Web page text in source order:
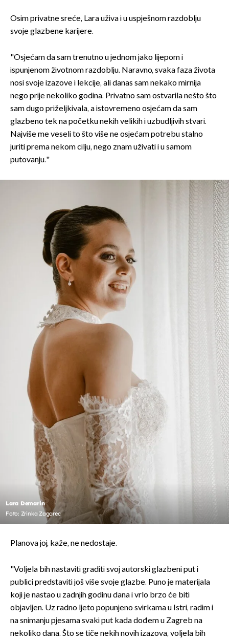
Osim privatne sreće, Lara uživa i u uspješnom razdoblju
svoje glazbene karijere.
"Osjećam da sam trenutno u jednom jako lijepom i
ispunjenom životnom razdoblju. Naravno, svaka faza života
nosi svoje izazove i lekcije, ali danas sam nekako mirnija
nego prije nekoliko godina. Privatno sam ostvarila nešto što
sam dugo priželjkivala, a istovremeno osjećam da sam
glazbeno tek na početku nekih velikih i uzbudljivih stvari.
Najviše me veseli to što više ne osjećam potrebu stalno
juriti prema nekom cilju, nego znam uživati i u samom
putovanju."
Lara Demarin
Foto: Zrinka Zagorec
Planova joj, kaže, ne nedostaje.
"Voljela bih nastaviti graditi svoj autorski glazbeni put i
publici predstaviti još više svoje glazbe. Puno je materijala
koji je nastao u zadnjih godinu dana i vrlo brzo će biti
objavljen. Uz radno ljeto popunjeno svirkama u Istri, radim i
na snimanju pjesama svaki put kada dođem u Zagreb na
nekoliko dana. Što se tiče nekih novih izazova, voljela bih